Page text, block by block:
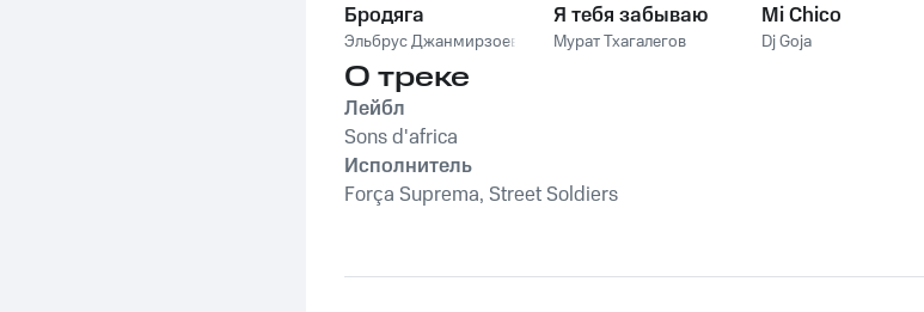
Бродяга
Эльбрус Джанмирзоев
Я тебя забываю
Мурат Тхагалегов
Mi Chico
Dj Goja
О треке
Лейбл
Sons d'africa
Исполнитель
Força Suprema, Street Soldiers